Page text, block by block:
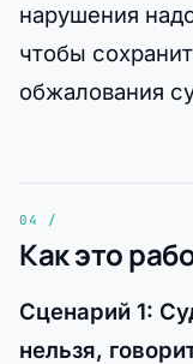
нарушения
чтобы
обжалования
Как это
Сценарий 1:
нельзя,